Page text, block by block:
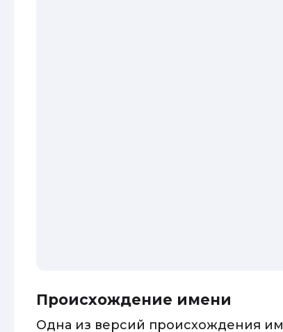
Происхождение имени
Одна из версий происхождения